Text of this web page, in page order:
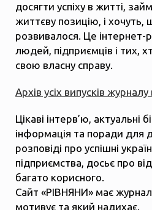
досягти успіху в житті,
життєву позицію, і хочуть,
розвивалося. Це інтернет-
людей, підприємців і тих,
свою власну справу.
Архів усіх випусків
Цікаві інтерв’ю, актуальні
інформація та поради для
розповіді про успішні
підприємства, досьє про
багато корисного.
Сайт «РІВНЯНИ» має
мотивує та який надихає.